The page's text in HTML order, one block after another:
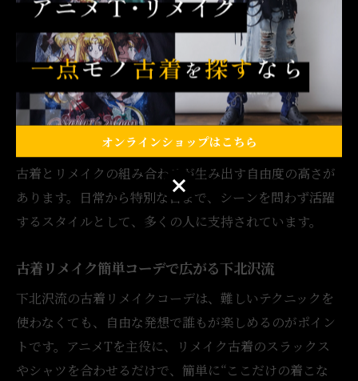
たとえば、リメイクされたパーカーを中に入れたりシャ
ツを羽織ることで、Tシャツのプリントが程よく引き立
ち、全体としてまとまりのあるコーディネートに。こう
した着こなしは、性別や年齢、ファッションの系統を問
わず、誰もが気軽に楽しめるのが魅力です。
「下北沢らしい着こなし」として評価される背景には、
古着とリメイクの組み合わせが生み出す自由度の高さが
あります。日常から特別な日まで、シーンを問わず活躍
するスタイルとして、多くの人に支持されています。
古着リメイク簡単コーデで広がる下北沢流
下北沢流の古着リメイクコーデは、難しいテクニックを
使わなくても、自由な発想で誰もが楽しめるのがポイン
トです。アニメTを主役に、リメイク古着のスラックス
やシャツを合わせるだけで、簡単に“ここだけの着こな
オンラインショップはこちら
オンラインショップはこちら